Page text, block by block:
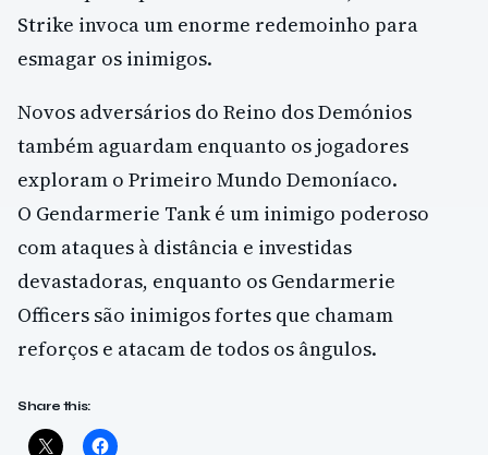
Strike invoca um enorme redemoinho para
esmagar os inimigos.
Novos adversários do Reino dos Demónios
também aguardam enquanto os jogadores
exploram o Primeiro Mundo Demoníaco.
O Gendarmerie Tank é um inimigo poderoso
com ataques à distância e investidas
devastadoras, enquanto os Gendarmerie
Officers são inimigos fortes que chamam
reforços e atacam de todos os ângulos.
Share this: